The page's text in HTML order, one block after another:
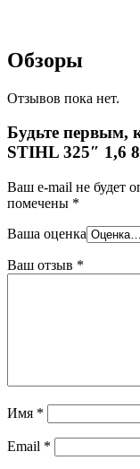
Обзоры
Отзывов пока нет.
Будьте первым,
STIHL 325″ 1,6
Ваш e-mail не будет
помечены *
Ваша оценка
Ваш отзыв *
Имя *
Email *